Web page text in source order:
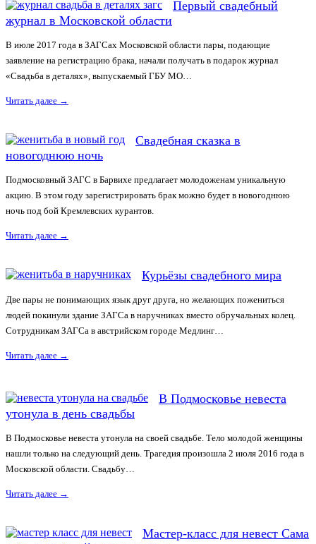
Первый свадебный
журнал в Московской области
В июле 2017 года в ЗАГСах Московской области пары, подающие
заявление на регистрацию брака, начали получать в подарок журнал
«Свадьба в деталях», выпускаемый ГБУ МО…
Читать далее →
Свадебная сказка в
новогоднюю ночь
Подмосковный ЗАГС в Барвихе предлагает молодоженам уникальную
акцию. В этом году зарегистрировать брак можно будет в новогоднюю
ночь под бой Кремлевских курантов.
Читать далее →
Курьёзы свадебного мира
Две пары не понимающих язык друг друга, но желающих пожениться
людей покинули здание ЗАГСа в наручниках вместо обручальных колец.
Сотрудникам ЗАГСа в австрийском городе Медлинг…
Читать далее →
В Подмосковье невеста
утонула в день свадьбы
В Подмосковье невеста утонула на своей свадьбе. Тело молодой женщины
нашли только на следующий день. Трагедия произошла 2 июля 2016 года в
Московской области. Свадьбу…
Читать далее →
Мастер-класс для невест Сама